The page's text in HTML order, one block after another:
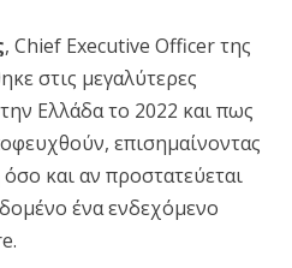
, Chief Executive Officer της
στις μεγαλύτερες
Ελλάδα το 2022 και πως
επισημαίνοντας
και αν προστατεύεται
ένα ενδεχόμενο